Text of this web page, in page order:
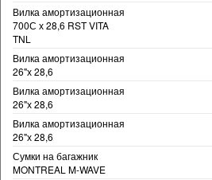
Вилка амортизационная
700С х 28,6 RST VITA
TNL
Вилка амортизационная
26"х 28,6
Вилка амортизационная
26"х 28,6
Вилка амортизационная
26"х 28,6
Сумки на багажник
MONTREAL M-WAVE